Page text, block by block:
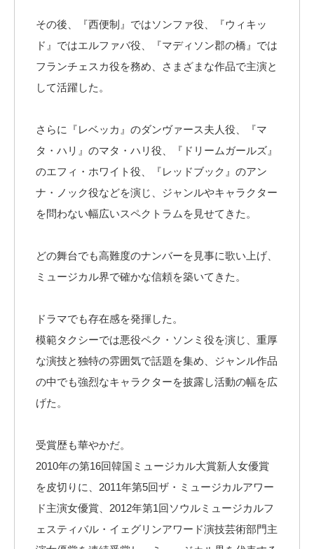
その後、『西便制』ではソンファ役、『ウィキッ
ド』ではエルファバ役、『マディソン郡の橋』では
フランチェスカ役を務め、さまざまな作品で主演と
して活躍した。
さらに『レベッカ』のダンヴァース夫人役、『マ
タ・ハリ』のマタ・ハリ役、『ドリームガールズ』
のエフィ・ホワイト役、『レッドブック』のアン
ナ・ノック役などを演じ、ジャンルやキャラクター
を問わない幅広いスペクトラムを見せてきた。
どの舞台でも高難度のナンバーを見事に歌い上げ、
ミュージカル界で確かな信頼を築いてきた。
ドラマでも存在感を発揮した。
模範タクシーでは悪役ペク・ソンミ役を演じ、重厚
な演技と独特の雰囲気で話題を集め、ジャンル作品
の中でも強烈なキャラクターを披露し活動の幅を広
げた。
受賞歴も華やかだ。
2010年の第16回韓国ミュージカル大賞新人女優賞
を皮切りに、2011年第5回ザ・ミュージカルアワー
ド主演女優賞、2012年第1回ソウルミュージカルフ
ェスティバル・イェグリンアワード演技芸術部門主